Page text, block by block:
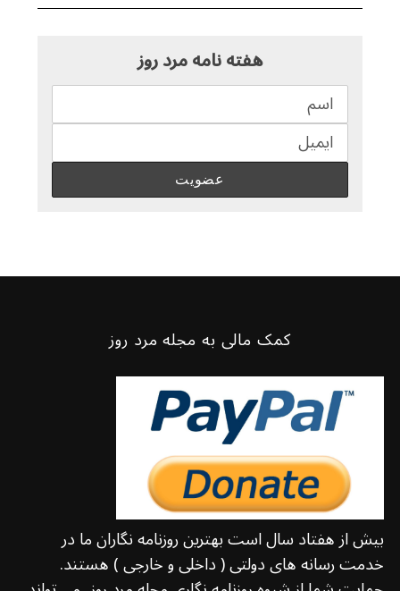
هفته نامه مرد روز
کمک مالی به مجله مرد روز
بیش از هفتاد سال است بهترین روزنامه نگاران ما در
خدمت رسانه های دولتی ( داخلی و خارجی ) هستند.